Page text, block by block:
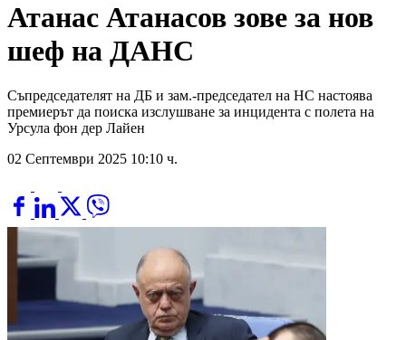
Атанас Атанасов зове за нов
шеф на ДАНС
Съпредседателят на ДБ и зам.-председател на НС настоява
премиерът да поиска изслушване за инцидента с полета на
Урсула фон дер Лайен
02 Септември 2025 10:10 ч.